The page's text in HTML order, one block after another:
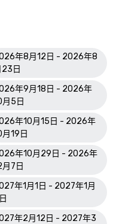
年8月12日 - 2026年8
23日
年9月18日 - 2026年
月5日
年10月15日 - 2026年
月19日
年10月29日 - 2026年
月7日
年1月1日 - 2027年1月
年2月12日 - 2027年3